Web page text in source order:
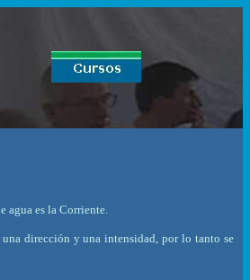
agua es la Corriente.
dirección y una intensidad, por lo tanto se